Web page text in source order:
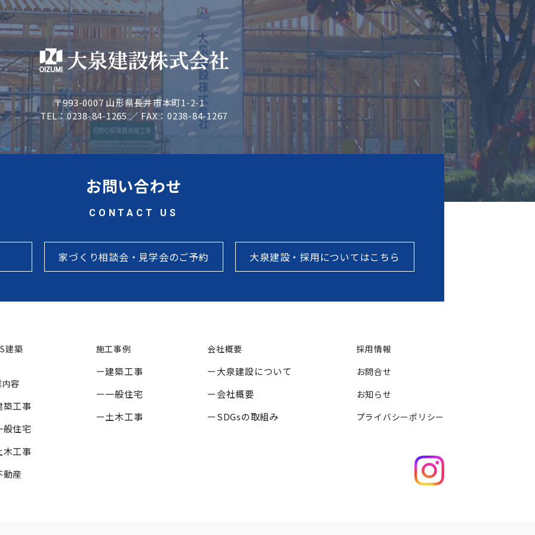
〒993-0007 山形県長井市本町1-2-1
TEL：0238-84-1265 ／ FAX：0238-84-1267
お問い合わせ
CONTACT US
家づくり相談会・見学会のご予約 大泉建設・採用についてはこちら
建築
容
築工事
般住宅
木工事
動産
施工事例
建築工事
一般住宅
土木工事
会社概要
大泉建設について
会社概要
SDGsの取組み
採用情報
お問合せ
お知らせ
プライバシーポリシー